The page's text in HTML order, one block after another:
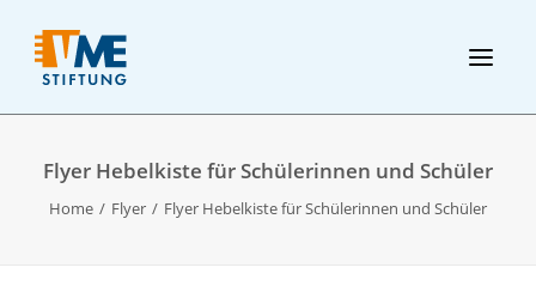
Flyer Hebelkiste für Schülerinnen und Schüler
Home Flyer Flyer Hebelkiste für Schülerinnen und Schüler